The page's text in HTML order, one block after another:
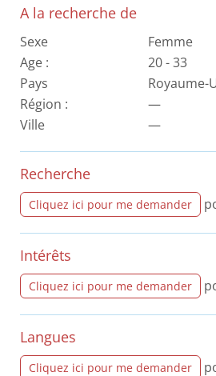
A la recherche de
Sexe
Femme
Age :
20 - 33
Pays
Royaume-
Région :
—
Ville
—
Recherche
Cliquez ici pour me demander
Intérêts
Cliquez ici pour me demander
Langues
Cliquez ici pour me demander